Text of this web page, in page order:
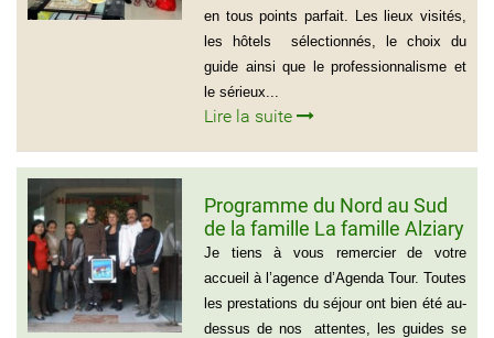
en tous points parfait. Les lieux visités,
les hôtels sélectionnés, le choix du
guide ainsi que le professionnalisme et
le sérieux...
Lire la suite
Programme du Nord au Sud
de la famille La famille Alziary
(Voyage Vietnam Nord au
Sud)
Je tiens à vous remercier de votre
accueil à l’agence d’Agenda Tour. Toutes
les prestations du séjour ont bien été au-
dessus de nos attentes, les guides se